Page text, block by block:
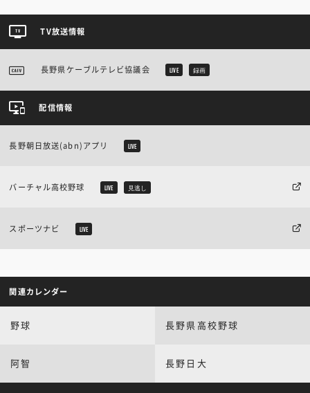
TV放送情報
長野県ケーブルテレビ協議会 LIVE 録画
配信情報
長野朝日放送(abn)アプリ LIVE
バーチャル高校野球 LIVE 見逃し
スポーツナビ LIVE
関連カレンダー
野球 長野県高校野球
阿智 長野日大